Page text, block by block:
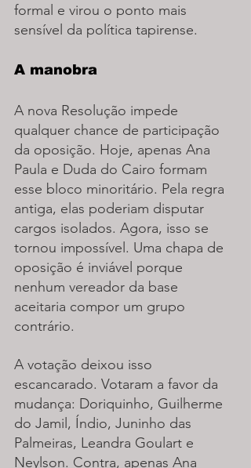
formal e virou o ponto mais
sensível da política tapirense.
A manobra
A nova Resolução impede
qualquer chance de participação
da oposição. Hoje, apenas Ana
Paula e Duda do Cairo formam
esse bloco minoritário. Pela regra
antiga, elas poderiam disputar
cargos isolados. Agora, isso se
tornou impossível. Uma chapa de
oposição é inviável porque
nenhum vereador da base
aceitaria compor um grupo
contrário.
A votação deixou isso
escancarado. Votaram a favor da
mudança: Doriquinho, Guilherme
do Jamil, Índio, Juninho das
Palmeiras, Leandra Goulart e
Neylson. Contra, apenas Ana